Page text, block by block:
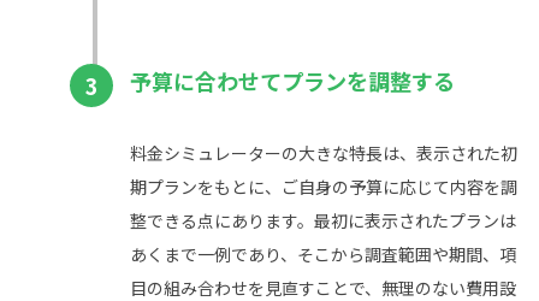
3 予算に合わせてプランを調整する
料金シミュレーターの大きな特長は、表示された初
期プランをもとに、ご自身の予算に応じて内容を調
整できる点にあります。最初に表示されたプランは
あくまで一例であり、そこから調査範囲や期間、項
目の組み合わせを見直すことで、無理のない費用設